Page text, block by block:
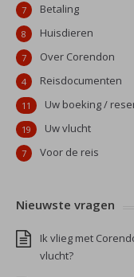
Betaling
7
Huisdieren
8
Over Corendon
7
Reisdocumenten
4
Uw boeking /
11
Uw vlucht
19
Voor de reis
7
Nieuwste vragen
Ik vlieg met
vlucht?